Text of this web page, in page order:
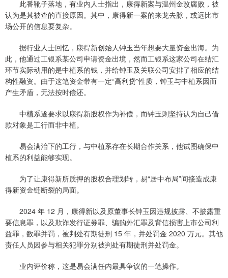
此番靴子落地，有业内人士指出，康得新案与温州金改腐败，被
认为是其被查的直接原因。其中，康得新一案的来龙去脉，或远比市
场公开的信息要复杂。
据行业人士回忆，康得新创始人钟玉当年想要大量资金出海。为
此，他通过工银系某公司申请资金出境，然而工银系这家公司在结汇
环节实际动用的是中植系的钱，并给钟玉及关联公司安排了相应的结
构性融资。由于这笔资金带有一定“高利贷”性质，钟玉与中植系因而
产生矛盾，无法按时偿还。
中植系遂要求以康得新股权作为补偿，而钟玉则坚持认为自己借
款对象是工行而非中植。
易会满治下的工行，与中植系存在长期合作关系，他试图确保中
植系的利益能够实现。
为了让康得新所质押的股权合理划转，易“居中布局”间接造成康
得新资金链断裂的局面。
2024 年 12 月，康得新以及原董事长钟玉因违规披露、不披露重
要信息罪，以及欺诈发行证券罪、骗购外汇罪及背信损害上市公司利
益罪，数罪并罚，被判处有期徒刑 15 年，并处罚金 2020 万元。其他
责任人员因参与相关犯罪分别被判处有期徒刑并处罚金。
业内评价称，这是易会满任内最具争议的一笔操作。